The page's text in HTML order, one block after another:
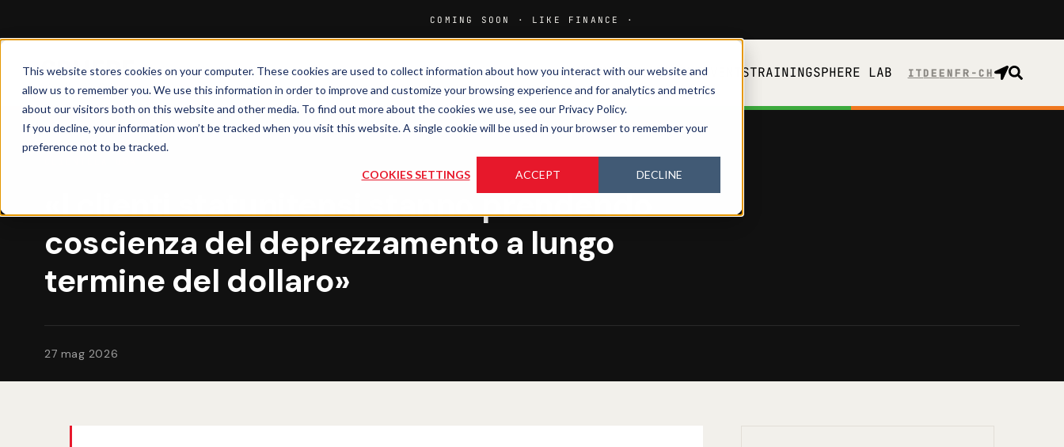
This website stores cookies on your computer. These cookies are used to collect information about how you interact with our website and
allow us to remember you. We use this information in order to improve and customize your browsing experience and for analytics and metrics
about our visitors both on this website and other media. To find out more about the cookies we use, see our Privacy Policy.
If you decline, your information won’t be tracked when you visit this website. A single cookie will be used in your browser to remember your
preference not to be tracked.
COOKIES SETTINGS ACCEPT DECLINE
HOMEMEDIAMAGAZINEEVENTSTRAININGSPHERE LAB FR-CH
«I clienti statunitensi stanno prendendo
coscienza del deprezzamento a lungo
termine del dollaro»
27 mag 2026